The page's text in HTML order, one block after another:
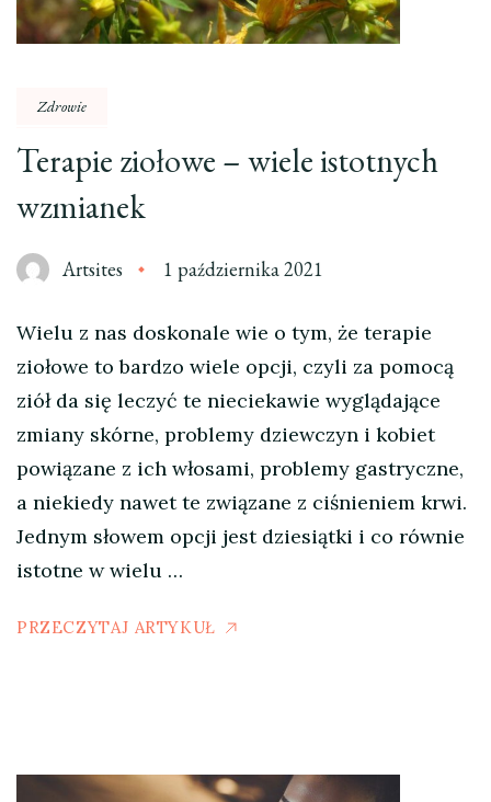
Zdrowie
Terapie ziołowe – wiele istotnych
wzmianek
Artsites 1 października 2021
Wielu z nas doskonale wie o tym, że terapie
ziołowe to bardzo wiele opcji, czyli za pomocą
ziół da się leczyć te nieciekawie wyglądające
zmiany skórne, problemy dziewczyn i kobiet
powiązane z ich włosami, problemy gastryczne,
a niekiedy nawet te związane z ciśnieniem krwi.
Jednym słowem opcji jest dziesiątki i co równie
istotne w wielu …
PRZECZYTAJ ARTYKUŁ